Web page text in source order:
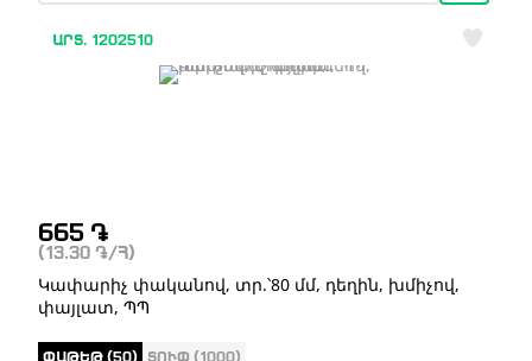
ԱՐՏ. 1202510
665 ֏
(13.30 ֏ /Հ)
Կափարիչ փականով, տր.՝80 մմ, դեղին, խմիչով,
փայլատ, ՊՊ
ՓԱԹԵԹ (50) ՏՈՒՓ (1000)